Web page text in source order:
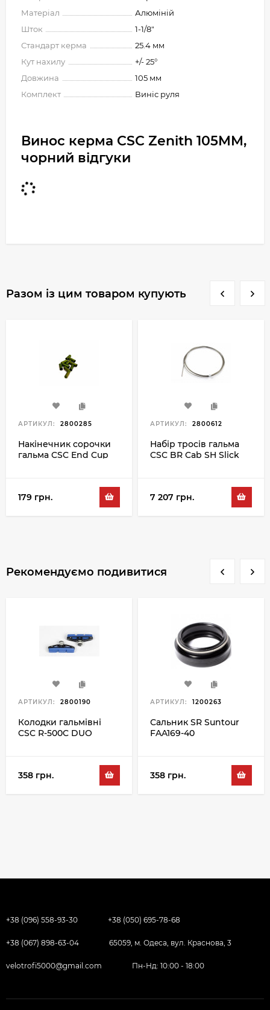
Матеріал
Алюміній
Шток
1-1/8"
Стандарт керма
25.4 мм
Кут нахилу
+/- 25°
Довжина
105 мм
Комплект
Виніс руля
Винос керма CSC Zenith 105MM,
чорний відгуки
Разом із цим товаром купують
АРТИКУЛ: 2800285
Накінечник сорочки
гальма CSC End Cup
179 грн.
АРТИКУЛ: 2800612
Набір тросів гальма
CSC BR Cab SH Slick
7 207 грн.
Рекомендуємо подивитися
АРТИКУЛ: 2800190
Колодки гальмівні
CSC R-500C DUO
358 грн.
АРТИКУЛ: 1200263
Сальник SR Suntour
FAA169-40
358 грн.
+38 (096) 558-93-30 +38 (050) 695-78-68
+38 (067) 898-63-04 65059, м. Одеса, вул. Краснова, 3
velotrofi5000@gmail.com Пн-Нд: 10:00 - 18:00